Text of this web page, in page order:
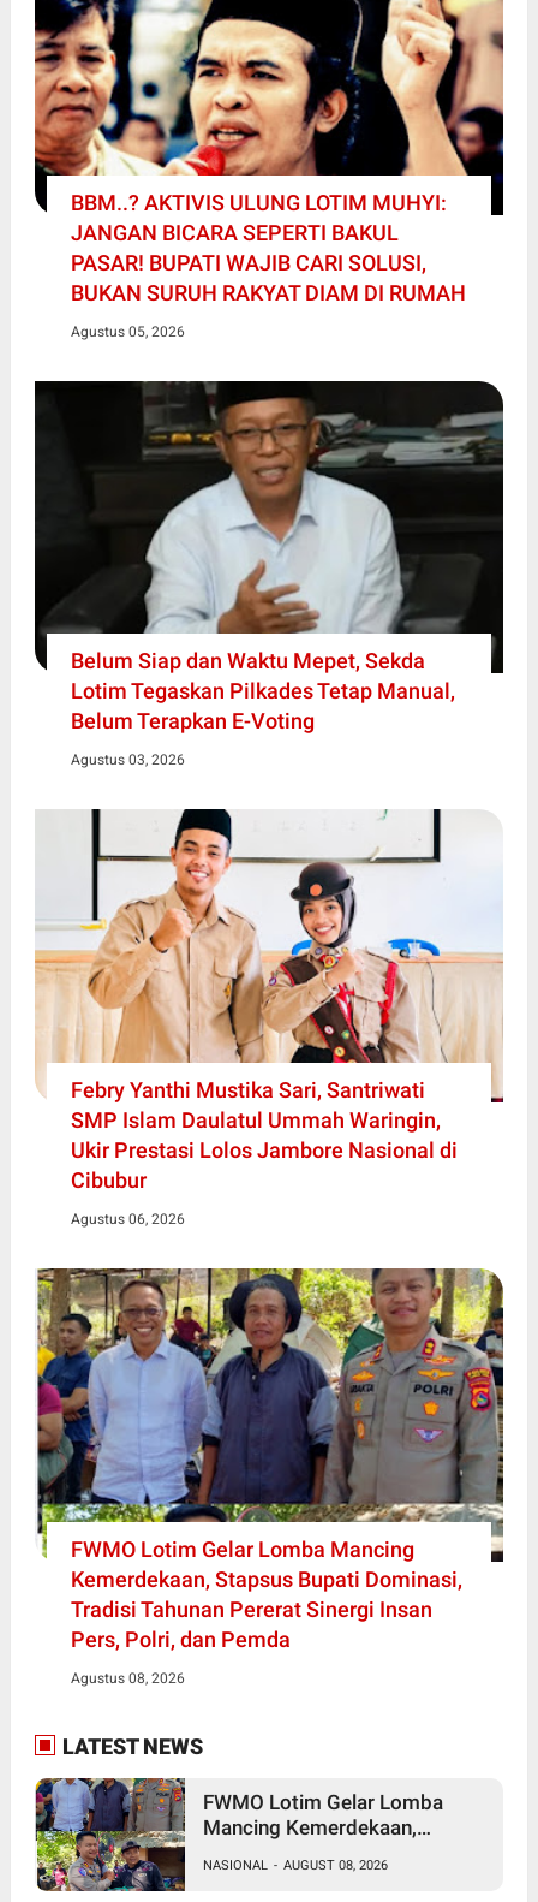
BBM..? AKTIVIS ULUNG LOTIM MUHYI:
JANGAN BICARA SEPERTI BAKUL
PASAR! BUPATI WAJIB CARI SOLUSI,
BUKAN SURUH RAKYAT DIAM DI RUMAH
Agustus 05, 2026
Belum Siap dan Waktu Mepet, Sekda
Lotim Tegaskan Pilkades Tetap Manual,
Belum Terapkan E-Voting
Agustus 03, 2026
Febry Yanthi Mustika Sari, Santriwati
SMP Islam Daulatul Ummah Waringin,
Ukir Prestasi Lolos Jambore Nasional di
Cibubur
Agustus 06, 2026
FWMO Lotim Gelar Lomba Mancing
Kemerdekaan, Stapsus Bupati Dominasi,
Tradisi Tahunan Pererat Sinergi Insan
Pers, Polri, dan Pemda
Agustus 08, 2026
LATEST NEWS
FWMO Lotim Gelar Lomba
Mancing Kemerdekaan,
Tradisi Tahunan Pererat Sinergi
NASIONAL - AUGUST 08, 2026